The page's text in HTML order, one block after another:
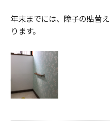
年末までには、障子の貼替
ります。